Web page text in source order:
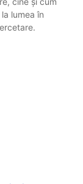
lumea în